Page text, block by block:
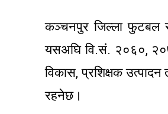
कञ्चनपुर जिल्ला फुटबल
यसअघि वि.सं. २०६०,
विकास, प्रशिक्षक
रहनेछ।